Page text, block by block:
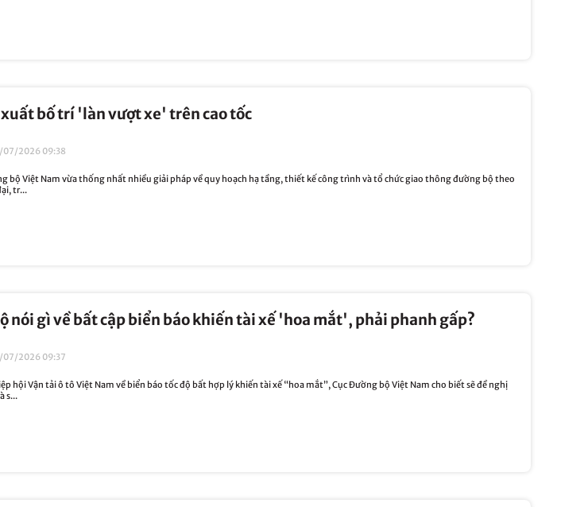
xuất bố trí 'làn vượt xe' trên cao tốc
07/2026 09:38
bộ Việt Nam vừa thống nhất nhiều giải pháp về quy hoạch hạ tầng, thiết kế công trình và tổ chức giao thông đường bộ theo
tr...
nói gì về bất cập biển báo khiến tài xế 'hoa mắt', phải phanh gấp?
07/2026 09:37
hội Vận tải ô tô Việt Nam về biển báo tốc độ bất hợp lý khiến tài xế “hoa mắt”, Cục Đường bộ Việt Nam cho biết sẽ đề nghị
s...